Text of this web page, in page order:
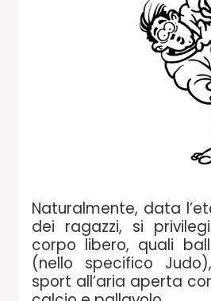
Naturalmente, data
dei ragazzi, si
corpo libero, quali
(nello specifico
sport all’aria aperta